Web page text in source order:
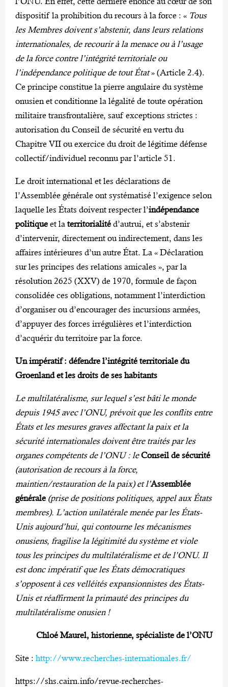
dispositif la prohibition du recours à la force : « Tous
les Membres doivent s’abstenir, dans leurs relations
internationales, de recourir à la menace ou à l’usage
de la force contre l’intégrité territoriale ou
l’indépendance politique de tout État» (Article 2.4).
Ce principe constitue la pierre angulaire du système
onusien et conditionne la légalité de toute opération
militaire transfrontalière, sauf exceptions strictes :
autorisation du Conseil de sécurité en vertu du
Chapitre VII ou exercice du droit de légitime défense
collectif/individuel reconnu par l’article 51.
Le droit international et les déclarations de
l’Assemblée générale ont systématisé l’exigence selon
laquelle les États doivent respecter l’indépendance
politique et la territorialité d’autrui, et s’abstenir
d’intervenir, directement ou indirectement, dans les
affaires intérieures d’un autre État. La « Déclaration
sur les principes des relations amicales », par la
résolution 2625 (XXV) de 1970, formule de façon
consolidée ces obligations, notamment l’interdiction
d’organiser ou d’encourager des incursions armées,
d’appuyer des forces irrégulières et l’interdiction
d’acquérir du territoire par la force.
Un impératif : défendre l’intégrité territoriale du
Groenland et les droits de ses habitants
Le multilatéralisme, sur lequel s’est bâti le monde
depuis 1945 avec l’ONU, prévoit que les conflits entre
États et les mesures graves affectant la paix et la
sécurité internationales doivent être traités par les
organes compétents de l’ONU : leConseil de sécurité
(autorisation de recours à la force,
maintien/restauration de la paix) et l’Assemblée
générale (prise de positions politiques, appel aux États
membres). L’action unilatérale menée par les États-
Unis aujourd’hui, qui contourne les mécanismes
onusiens, fragilise la légitimité du système et viole
tous les principes du multilatéralisme et de l’ONU. Il
est donc impératif que les États démocratiques
s’opposent à ces velléités expansionnistes des États-
Unis et réaffirment la primauté des principes du
multilatéralisme onusien !
Chloé Maurel, historienne, spécialiste de l’ONU
Site : http://www.recherches-internationales.fr/
https://shs.cairn.info/revue-recherches-